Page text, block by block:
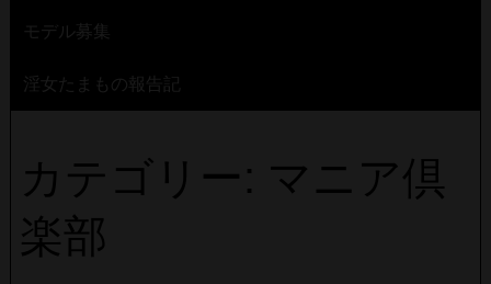
モデル募集
淫女たまもの報告記
カテゴリー: マニア倶
楽部